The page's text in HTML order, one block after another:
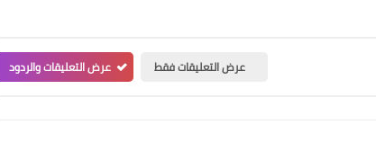
عرض التعليقات فقط عرض التعليقات والردود